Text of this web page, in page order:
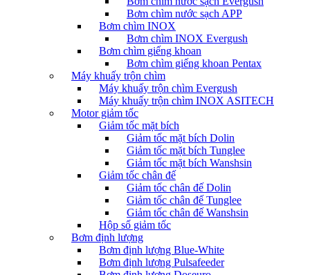
Bơm chìm nước sạch APP
Bơm chìm INOX
Bơm chìm INOX Evergush
Bơm chìm giếng khoan
Bơm chìm giếng khoan Pentax
Máy khuấy trộn chìm
Máy khuấy trộn chìm Evergush
Máy khuấy trộn chìm INOX ASITECH
Motor giảm tốc
Giảm tốc mặt bích
Giảm tốc mặt bích Dolin
Giảm tốc mặt bích Tunglee
Giảm tốc mặt bích Wanshsin
Giảm tốc chân đế
Giảm tốc chân đế Dolin
Giảm tốc chân đế Tunglee
Giảm tốc chân đế Wanshsin
Hộp số giảm tốc
Bơm định lượng
Bơm định lượng Blue-White
Bơm định lượng Pulsafeeder